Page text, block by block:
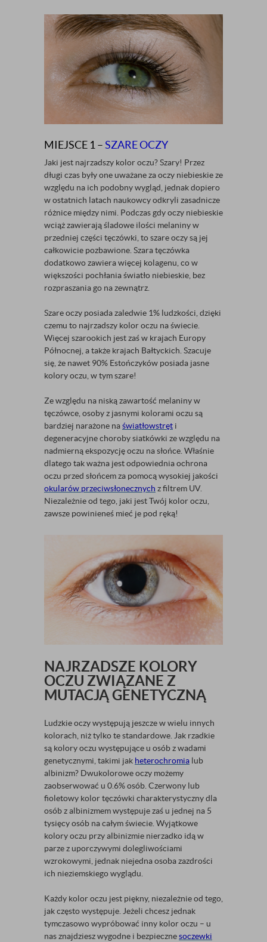
MIEJSCE 1 –SZARE OCZY
Jaki jest najrzadszy kolor oczu? Szary! Przez
długi czas były one uważane za oczy niebieskie ze
względu na ich podobny wygląd, jednak dopiero
w ostatnich latach naukowcy odkryli zasadnicze
różnice między nimi. Podczas gdy oczy niebieskie
wciąż zawierają śladowe ilości melaniny w
przedniej części tęczówki, to szare oczy są jej
całkowicie pozbawione. Szara tęczówka
dodatkowo zawiera więcej kolagenu, co w
większości pochłania światło niebieskie, bez
rozpraszania go na zewnątrz.
Szare oczy posiada zaledwie 1% ludzkości, dzięki
czemu to najrzadszy kolor oczu na świecie.
Więcej szarookich jest zaś w krajach Europy
Północnej, a także krajach Bałtyckich. Szacuje
się, że nawet 90% Estończyków posiada jasne
kolory oczu, w tym szare!
Ze względu na niską zawartość melaniny w
tęczówce, osoby z jasnymi kolorami oczu są
bardziej narażone naświatłowstręt i
degeneracyjne choroby siatkówki ze względu na
nadmierną ekspozycję oczu na słońce. Właśnie
dlatego tak ważna jest odpowiednia ochrona
oczu przed słońcem za pomocą wysokiej jakości
okularów przeciwsłonecznych z filtrem UV.
Niezależnie od tego, jaki jest Twój kolor oczu,
zawsze powinieneś mieć je pod ręką!
NAJRZADSZE KOLORY
OCZU ZWIĄZANE Z
MUTACJĄ GENETYCZNĄ
Ludzkie oczy występują jeszcze w wielu innych
kolorach, niż tylko te standardowe. Jak rzadkie
są kolory oczu występujące u osób z wadami
genetycznymi, takimi jak heterochromia lub
albinizm? Dwukolorowe oczy możemy
zaobserwować u 0.6% osób. Czerwony lub
fioletowy kolor tęczówki charakterystyczny dla
osób z albinizmem występuje zaś u jednej na 5
tysięcy osób na całym świecie. Wyjątkowe
kolory oczu przy albinizmie nierzadko idą w
parze z uporczywymi dolegliwościami
wzrokowymi, jednak niejedna osoba zazdrości
ich nieziemskiego wyglądu.
Każdy kolor oczu jest piękny, niezależnie od tego,
jak często występuje. Jeżeli chcesz jednak
tymczasowo wypróbować inny kolor oczu – u
nas znajdziesz wygodne i bezpiecznesoczewki